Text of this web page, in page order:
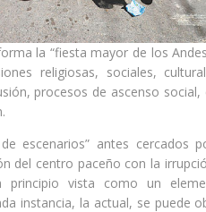
la “fiesta mayor de los
religiosas, sociales,
procesos de ascenso
escenarios” antes cercados
del centro paceño con la
principio vista como un
instancia, la actual, se puede